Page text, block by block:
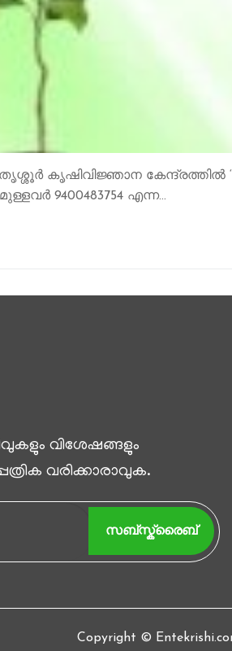
കൃഷിവിജ്ഞാന കേന്ദ്രത്തിൽ
9400483754 എന്ന…
വിശേഷങ്ങളും
വരിക്കാരാവുക.
സബ്സ്ക്രൈബ്
Copyright ©